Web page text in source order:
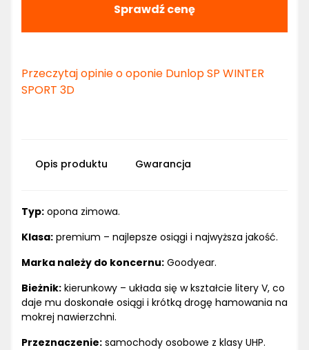
Sprawdź cenę
Przeczytaj opinie o oponie Dunlop SP WINTER
SPORT 3D
Opis produktu Gwarancja
Typ: opona zimowa.
Klasa: premium – najlepsze osiągi i najwyższa jakość.
Marka należy do koncernu: Goodyear.
Bieżnik: kierunkowy – układa się w kształcie litery V, co
daje mu doskonałe osiągi i krótką drogę hamowania na
mokrej nawierzchni.
Przeznaczenie: samochody osobowe z klasy UHP.